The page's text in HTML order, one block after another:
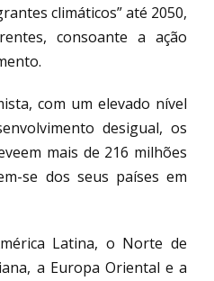
climáticos” até 2050,
consoante a ação
com um elevado nível
desigual, os
mais de 216 milhões
se dos seus países em
Latina, o Norte de
a Europa Oriental e a